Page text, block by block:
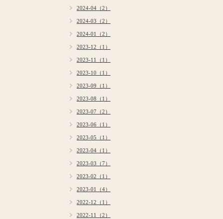
2024-04（2）
2024-03（2）
2024-01（2）
2023-12（1）
2023-11（1）
2023-10（1）
2023-09（1）
2023-08（1）
2023-07（2）
2023-06（1）
2023-05（1）
2023-04（1）
2023-03（7）
2023-02（1）
2023-01（4）
2022-12（1）
2022-11（2）